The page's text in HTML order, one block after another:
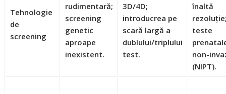
Tehnologie
de
screening
rudimentară;
screening
genetic
aproape
inexistent.
3D/4D;
introducrea pe
scară largă a
dublului/triplului
test.
înaltă
teste
non-
(NIPT).